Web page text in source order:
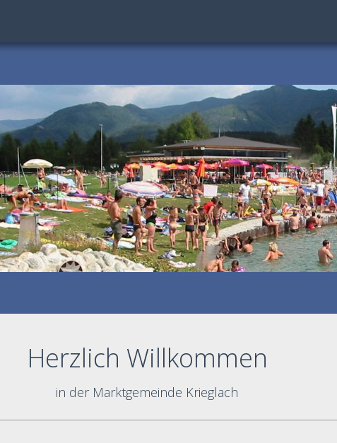
Herzlich Willkommen
in der Marktgemeinde Krieglach